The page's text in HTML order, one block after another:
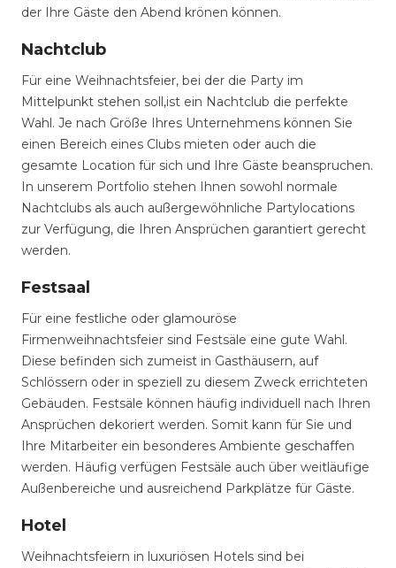
der Ihre Gäste den Abend krönen können.
Nachtclub
Für eine Weihnachtsfeier, bei der die Party im
Mittelpunkt stehen soll,ist ein Nachtclub die perfekte
Wahl. Je nach Größe Ihres Unternehmens können Sie
einen Bereich eines Clubs mieten oder auch die
gesamte Location für sich und Ihre Gäste beanspruchen.
In unserem Portfolio stehen Ihnen sowohl normale
Nachtclubs als auch außergewöhnliche Partylocations
zur Verfügung, die Ihren Ansprüchen garantiert gerecht
werden.
Festsaal
Für eine festliche oder glamouröse
Firmenweihnachtsfeier sind Festsäle eine gute Wahl.
Diese befinden sich zumeist in Gasthäusern, auf
Schlössern oder in speziell zu diesem Zweck errichteten
Gebäuden. Festsäle können häufig individuell nach Ihren
Ansprüchen dekoriert werden. Somit kann für Sie und
Ihre Mitarbeiter ein besonderes Ambiente geschaffen
werden. Häufig verfügen Festsäle auch über weitläufige
Außenbereiche und ausreichend Parkplätze für Gäste.
Hotel
Weihnachtsfeiern in luxuriösen Hotels sind bei